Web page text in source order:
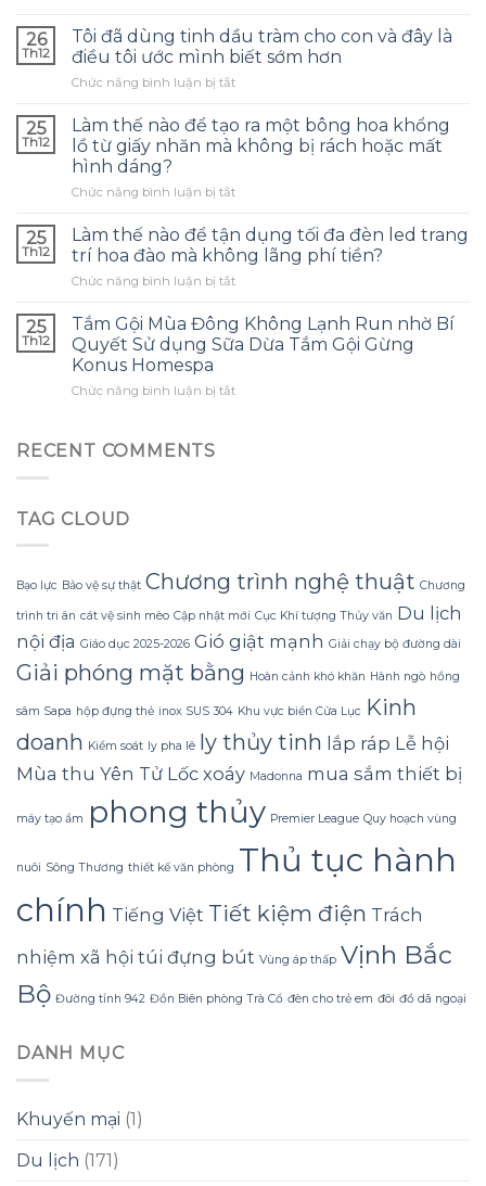
thế
nào
để
chọn
bảo
quản
phù
và
tránh
những
sai
thường
gặp?
26
Th12
Tôi đã dùng tinh dầu tràm cho con và đây là
điều tôi ước mình biết sớm hơn
Chức năng bình luận bị tắtở
đã
dùng
tinh
tràm
con
đây
là
tôi
ước
sớm
25
Th12
Làm thế nào để tạo ra một bông hoa khổng
lồ từ giấy nhăn mà không bị rách hoặc mất
hình dáng?
Chức năng bình luận bị tắtở
thế
để
tạo
một
bông
lồ
hình
25
Th12
Làm thế nào để tận dụng tối đa đèn led trang
trí hoa đào mà không lãng phí tiền?
Chức năng bình luận bị tắtở
thế
nào
để
dụng
không
lãng
phí
tiền?
25
Th12
Tắm Gội Mùa Đông Không Lạnh Run nhờ Bí
Quyết Sử dụng Sữa Dừa Tắm Gội Gừng
Konus Homespa
Chức năng bình luận bị tắtở
Quyết
Sử
dụng
Dừa
Tắm
Gội
Gừng
Homespa
RECENT COMMENTS
TAG CLOUD
Bạo lực Bảo vệ sự thật Chương trình nghệ thuật Chương
trình tri ân cát vệ sinh mèo Cập nhật mới Cục Khí tượng Thủy văn Du lịch
nội địa Giáo dục 2025-2026 Gió giật mạnh Giải chạy bộ đường dài
Giải phóng mặt bằng Hoàn cảnh khó khăn Hành ngò hồng
sâm Sapa hộp đựng thẻ inox SUS 304 Khu vực biển Cửa Lục
Kinh
doanh Kiểm soát ly pha lê ly thủy tinh lắp ráp Lễ hội
Mùa thu Yên Tử Lốc xoáy Madonna mua sắm thiết bị
máy tạo ẩm phong thủy Premier League Quy hoạch vùng
nuôi Sông Thương thiết kế văn phòng Thủ tục hành
chính Tiếng Việt Tiết kiệm điện Trách
nhiệm xã hội túi đựng bút Vùng áp thấp Vịnh Bắc
Bộ Đường tỉnh 942 Đồn Biên phòng Trà Cổ đèn cho trẻ em đôi đồ dã ngoại
DANH MỤC
Khuyến mại (1)
Du lịch (171)